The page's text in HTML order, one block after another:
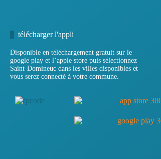
télécharger l'appli
Disponible en téléchargement gratuit sur le
google play et l’apple store puis sélectionnez
Saint-Domineuc dans les villes disponibles et
vous serez connecté à votre commune.